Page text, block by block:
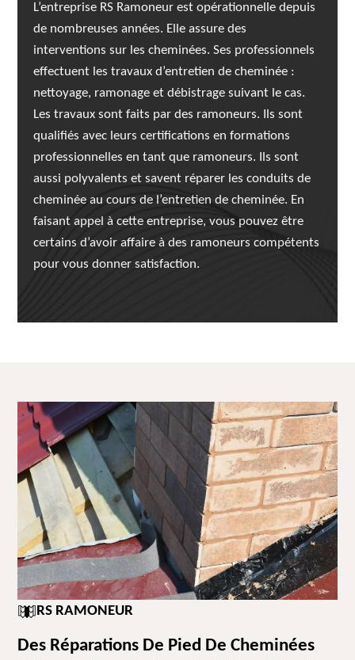
L’entreprise RS Ramoneur est opérationnelle depuis
de nombreuses années. Elle assure des
interventions sur les cheminées. Ses professionnels
effectuent les travaux d’entretien de cheminée :
nettoyage, ramonage et débistrage suivant le cas.
Les travaux sont faits par des ramoneurs. Ils sont
qualifiés avec leurs certifications en formations
professionnelles en tant que ramoneurs. Ils sont
aussi polyvalents et savent réparer les conduits de
cheminée au cours de l’entretien de cheminée. En
faisant appel à cette entreprise, vous pouvez être
certains d’avoir affaire à des ramoneurs compétents
pour vous donner satisfaction.
RS RAMONEUR
Des Réparations De Pied De Cheminées